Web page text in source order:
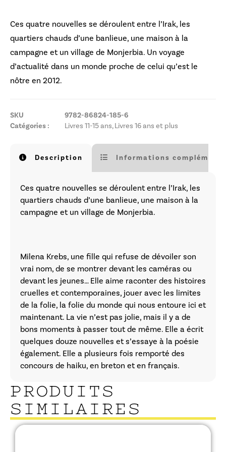
Ces quatre nouvelles se déroulent entre l’Irak, les
quartiers chauds d’une banlieue, une maison à la
campagne et un village de Monjerbia. Un voyage
d’actualité dans un monde proche de celui qu’est le
nôtre en 2012.
SKU
9782-86824-185-6
Catégories :
Livres 11-15 ans,Livres 16 ans et plus
Description Informations
Ces quatre nouvelles se déroulent entre l’Irak, les
quartiers chauds d’une banlieue, une maison à la
campagne et un village de Monjerbia.
Milena Krebs, une fille qui refuse de dévoiler son
vrai nom, de se montrer devant les caméras ou
devant les jeunes… Elle aime raconter des histoires
cruelles et contemporaines, jouer avec les limites
de la folie, la folie du monde qui nous entoure ici et
maintenant. La vie n’est pas jolie, mais il y a de
bons moments à passer tout de même. Elle a écrit
quelques douze nouvelles et s’essaye à la poésie
également. Elle a plusieurs fois remporté des
concours de haiku, en breton et en français.
PRODUITS
SIMILAIRES